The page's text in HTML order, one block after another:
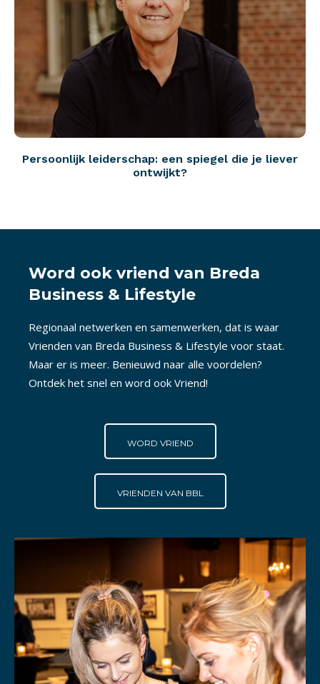
Persoonlijk leiderschap: een spiegel die je liever
ontwijkt?
Word ook vriend van Breda
Business & Lifestyle
Regionaal netwerken en samenwerken, dat is waar
Vrienden van Breda Business & Lifestyle voor staat.
Maar er is meer. Benieuwd naar alle voordelen?
Ontdek het snel en word ook Vriend!
WORD VRIEND
VRIENDEN VAN BBL